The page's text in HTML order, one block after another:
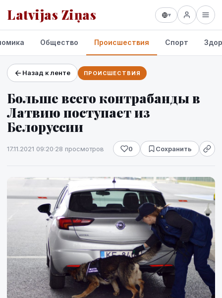
Latvijas Ziņas ▾
Проекты и сервисы
Прогноз погоды
Общество Происшествия Спорт
Назад к ленте ПРОИСШЕСТВИЯ
Больше всего контрабанды в
Латвию поступает из
Белоруссии
17.11.2021 09:20·28 просмотров 0 Сохранить